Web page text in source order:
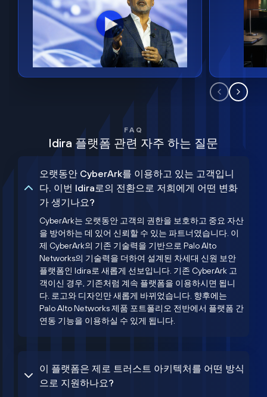
FAQ
Idira 플랫폼 관련 자주 하는 질문
오랫동안 CyberArk를 이용하고 있는 고객입니
다. 이번 Idira로의 전환으로 저희에게 어떤 변화
가 생기나요?
CyberArk는 오랫동안 고객의 권한을 보호하고 중요 자산
을 방어하는 데 있어 신뢰할 수 있는 파트너였습니다. 이
제 CyberArk의 기존 기술력을 기반으로 Palo Alto
Networks의 기술력을 더하여 설계된 차세대 신원 보안
플랫폼인 Idira로 새롭게 선보입니다. 기존 CyberArk 고
객이신 경우, 기존처럼 계속 플랫폼을 이용하시면 됩니
다. 로고와 디자인만 새롭게 바뀌었습니다. 향후에는
Palo Alto Networks 제품 포트폴리오 전반에서 플랫폼 간
연동 기능을 이용하실 수 있게 됩니다.
이 플랫폼은 제로 트러스트 아키텍처를 어떤 방식
으로 지원하나요?